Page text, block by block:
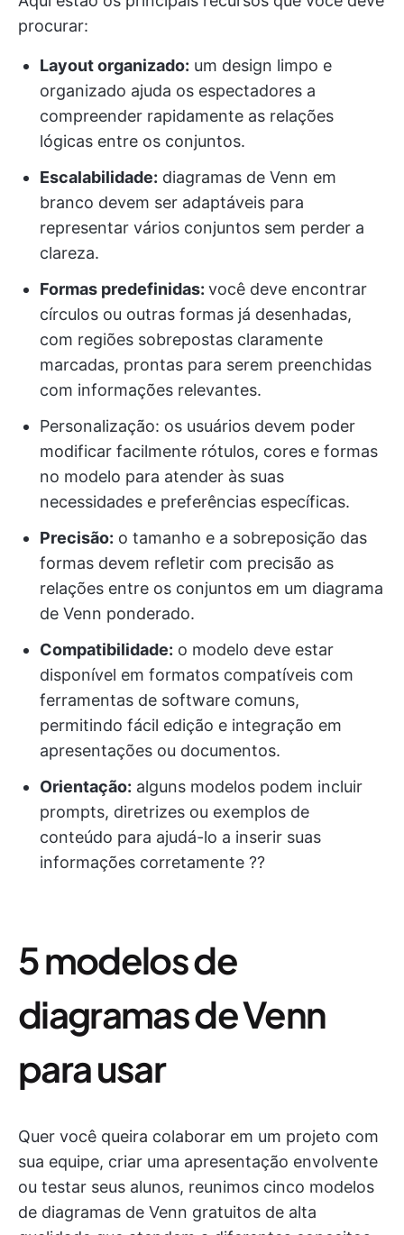
procurar:
Layout organizado: um design limpo e
organizado ajuda os espectadores a
compreender rapidamente as relações
lógicas entre os conjuntos.
Escalabilidade: diagramas de Venn em
branco devem ser adaptáveis para
representar vários conjuntos sem perder a
clareza.
Formas predefinidas: você deve encontrar
círculos ou outras formas já desenhadas,
com regiões sobrepostas claramente
marcadas, prontas para serem preenchidas
com informações relevantes.
Personalização: os usuários devem poder
modificar facilmente rótulos, cores e formas
no modelo para atender às suas
necessidades e preferências específicas.
Precisão: o tamanho e a sobreposição das
formas devem refletir com precisão as
relações entre os conjuntos em um diagrama
de Venn ponderado.
Compatibilidade: o modelo deve estar
disponível em formatos compatíveis com
ferramentas de software comuns,
permitindo fácil edição e integração em
apresentações ou documentos.
Orientação: alguns modelos podem incluir
prompts, diretrizes ou exemplos de
conteúdo para ajudá-lo a inserir suas
informações corretamente ?‍?
5 modelos de
diagramas de Venn
para usar
Quer você queira colaborar em um projeto com
sua equipe, criar uma apresentação envolvente
ou testar seus alunos, reunimos cinco modelos
de diagramas de Venn gratuitos de alta